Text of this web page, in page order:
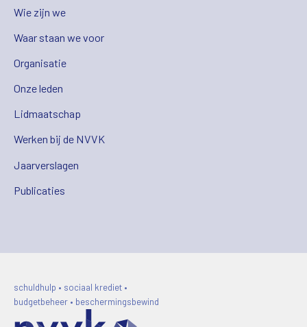
Wie zijn we
Waar staan we voor
Organisatie
Onze leden
Lidmaatschap
Werken bij de NVVK
Jaarverslagen
Publicaties
schuldhulp • sociaal krediet •
budgetbeheer • beschermingsbewind